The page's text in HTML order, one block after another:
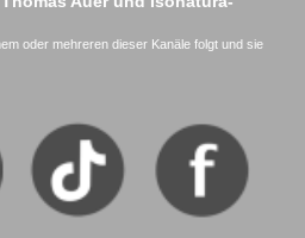
oder mehreren dieser Kanäle folgt und sie